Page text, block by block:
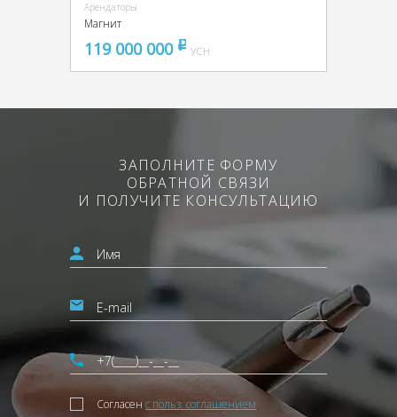
Арендаторы
Магнит
119 000 000 pуб
УСН
ЗАПОЛНИТЕ ФОРМУ
ОБРАТНОЙ СВЯЗИ
И ПОЛУЧИТЕ КОНСУЛЬТАЦИЮ
Согласен с польз. соглашением